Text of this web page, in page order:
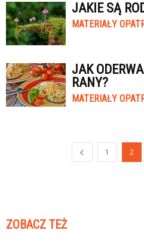
JAKIE SĄ
MATERIAŁY
JAK
RANY?
MATERIAŁY
1 2
ZOBACZ TEŻ